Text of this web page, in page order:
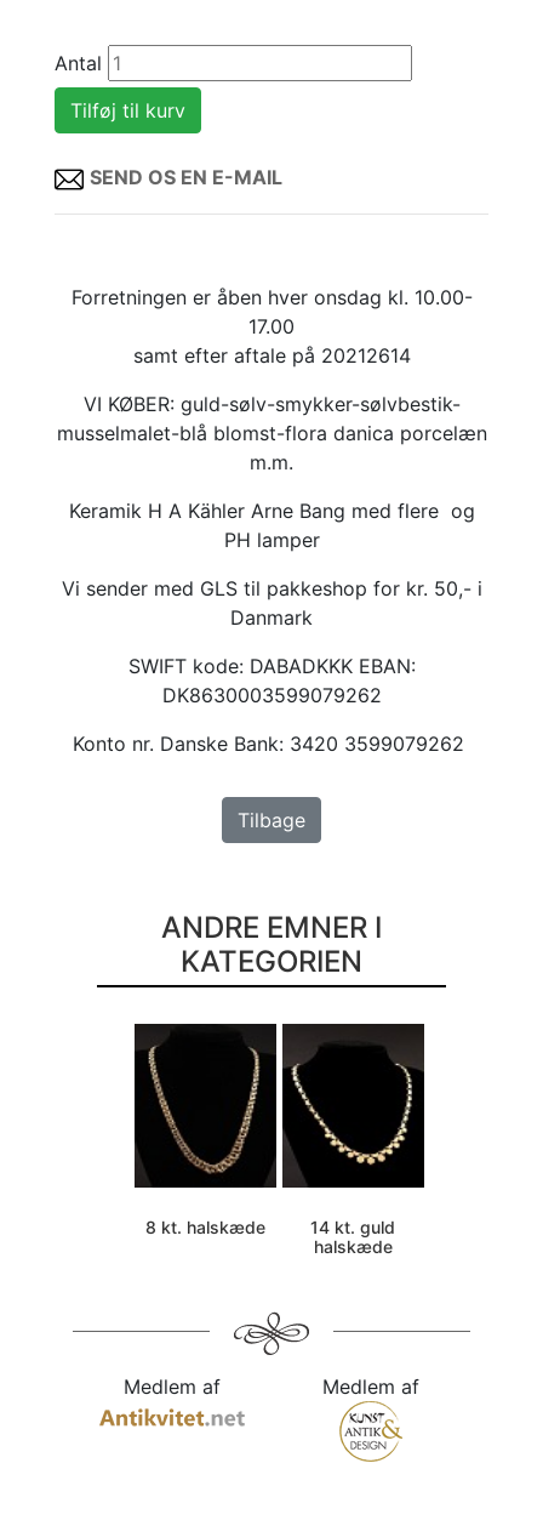
Antal
SEND OS EN E-MAIL
Forretningen er åben hver onsdag kl. 10.00-
17.00
samt efter aftale på 20212614
VI KØBER: guld-sølv-smykker-sølvbestik-
musselmalet-blå blomst-flora danica porcelæn
m.m.
Keramik H A Kähler Arne Bang med flere og
PH lamper
Vi sender med GLS til pakkeshop for kr. 50,- i
Danmark
SWIFT kode: DABADKKK EBAN:
DK8630003599079262
Konto nr. Danske Bank: 3420 3599079262
Tilbage
ANDRE EMNER I
KATEGORIEN
8 kt. halskæde
14 kt. guld
halskæde
Medlem af Medlem af